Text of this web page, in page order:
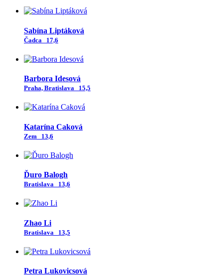
Sabína Liptáková
Čadca 17,6
Barbora Idesová
Praha, Bratislava 15,5
Katarína Caková
Zem 13,6
Ďuro Balogh
Bratislava 13,6
Zhao Li
Bratislava 13,5
Petra Lukovicsová